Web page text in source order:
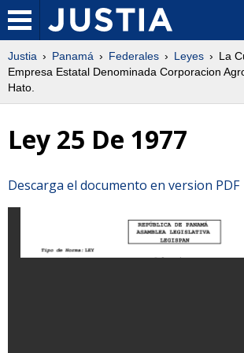
Justia Panamá Federales Leyes
La
Empresa Estatal Denominada Corporacion
Hato.
Ley 25 De 1977
Descarga el documento en version PDF